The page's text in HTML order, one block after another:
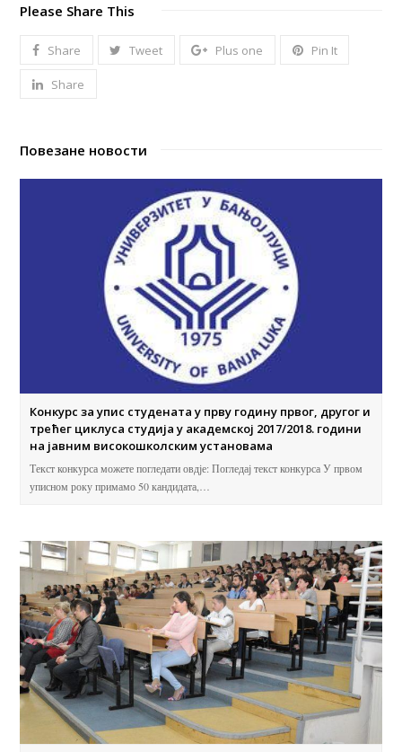
Please Share This
Share Tweet Plus one Pin It
Share
Повезане новости
Конкурс за упис студената у прву годину првог, другог и
трећег циклуса студија у академској 2017/2018. години
на јавним високошколским установама
Текст конкурса можете погледати овдје: Погледај текст конкурса У првом
уписном року примамо 50 кандидата,…